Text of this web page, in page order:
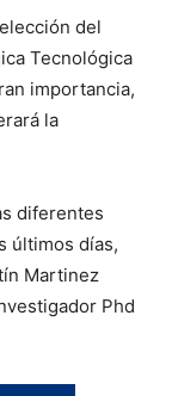
del
Tecnológica
importancia,
la
diferentes
últimos días,
Martinez
Phd